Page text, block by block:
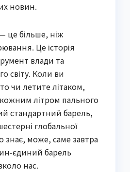
новин.
це більше, ніж
Це історія
влади та
світу. Коли ви
чи летите літаком,
кожним літром пального
стандартний барель,
глобальної
знає, може, саме завтра
єдиний барель
нас.